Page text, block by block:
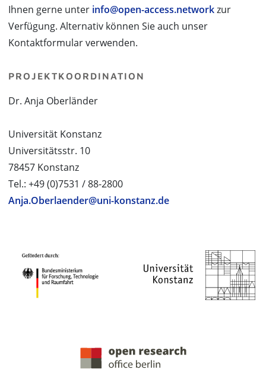
Ihnen gerne unter info@open-access.networkzur
Verfügung. Alternativ können Sie auch unser
Kontaktformular verwenden.
PROJEKTKOORDINATION
Dr. Anja Oberländer
Universität Konstanz
Universitätsstr. 10
78457 Konstanz
Tel.: +49 (0)7531 / 88-2800
Anja.Oberlaender@uni-konstanz.de